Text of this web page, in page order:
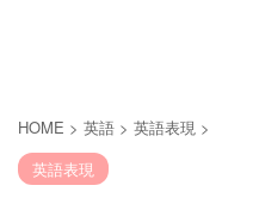
HOME > 英語 > 英語表現 >
英語表現